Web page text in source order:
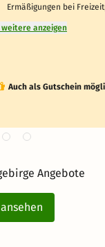
Ermäßigungen bei
weitere anzeigen
Auch als Gutschein
Angebote